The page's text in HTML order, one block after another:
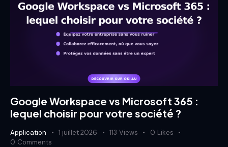
Google Workspace vs Microsoft 365 :
lequel choisir pour votre société ?
Application 1 juillet 2026 113 Views 0 Likes
0 Comments